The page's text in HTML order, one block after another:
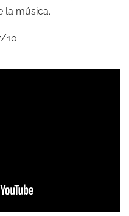
la música.
10